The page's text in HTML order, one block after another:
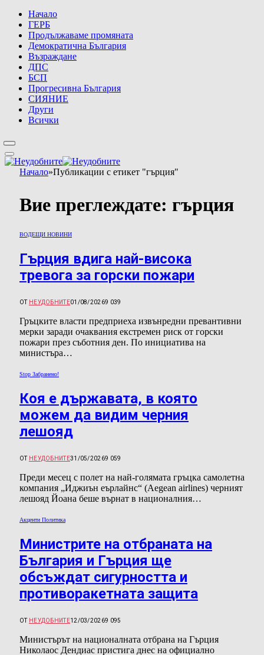
Начало
ГЕРБ
Продължаваме промяната
Демократична България
Възраждане
ДПС
БСП
Прогресивна България
СИЯНИЕ
Други
Всички
Начало»Публикации с етикет "гърция"
Вие преглеждате: гърция
ВОДЕЩИ НОВИНИ
Гърция вдига най-висока
тревога за горски пожари
ОТ НЕУДОБНИТЕ01/08/20269 039
Гръцките власти предприеха извънредни превантивни
мерки заради очаквания екстремен риск от горски
пожари през съботния ден. По инициатива на
министъра…
Stop Забранено!
Коя е държавата, в която
можем да видим черния
лешояд
ОТ НЕУДОБНИТЕ31/05/20269 059
Преди месец с полет на най-голямата гръцка самолетна
компания „Иджиън еърлайнс“ (Aegean airlines) черният
лешояд Йоана беше върнат в националния…
Акценти Политика
Министрите на отбраната на
България и Гърция ще
обсъждат сигурността и
противоракетната защита
ОТ НЕУДОБНИТЕ12/03/20269 095
Министърът на националната отбрана на Гърция
Николаос Дендиас пристига днес на официално